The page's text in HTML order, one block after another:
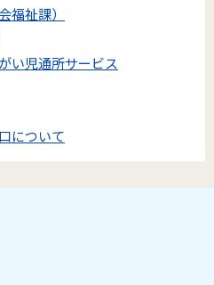
福祉課）
い児通所サービス
について